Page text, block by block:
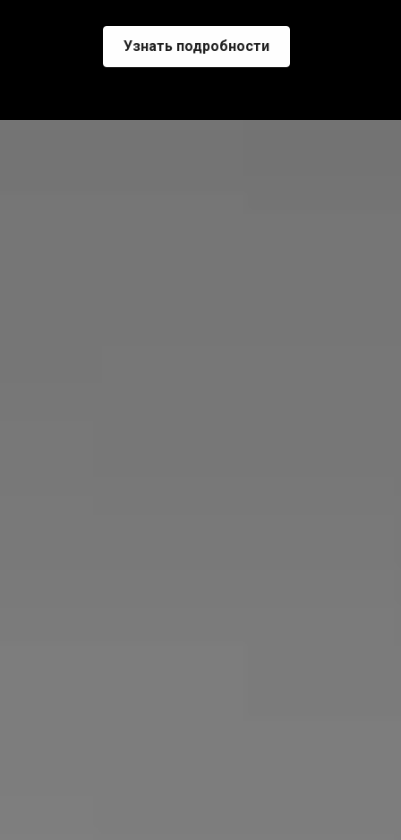
Узнать подробности